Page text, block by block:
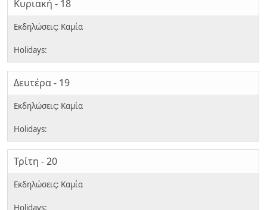
Κυριακή - 18
Δευτέρα - 19
Τρίτη - 20